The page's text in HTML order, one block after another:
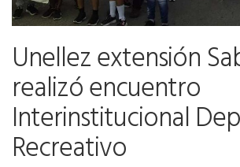
Unellez extensión
realizó encuentro
Interinstitucional
Recreativo